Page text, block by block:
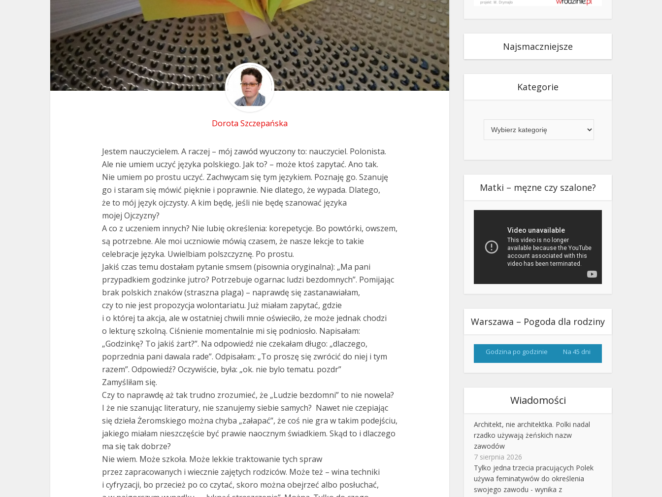
Dorota Szczepańska
Jestem nauczycielem. A raczej – mój zawód wyuczony to: nauczyciel. Polonista.
Ale nie umiem uczyć języka polskiego. Jak to? – może ktoś zapytać. Ano tak.
Nie umiem po prostu uczyć. Zachwycam się tym językiem. Poznaję go. Szanuję
go i staram się mówić pięknie i poprawnie. Nie dlatego, że wypada. Dlatego,
że to mój język ojczysty. A kim będę, jeśli nie będę szanować języka
mojej Ojczyzny?
A co z uczeniem innych? Nie lubię określenia: korepetycje. Bo powtórki, owszem,
są potrzebne. Ale moi uczniowie mówią czasem, że nasze lekcje to takie
celebracje języka. Uwielbiam polszczyznę. Po prostu.
Jakiś czas temu dostałam pytanie smsem (pisownia oryginalna): „Ma pani
przypadkiem godzinke jutro? Potrzebuje ogarnac ludzi bezdomnych”. Pomijając
brak polskich znaków (straszna plaga) – naprawdę się zastanawiałam,
czy to nie jest propozycja wolontariatu. Już miałam zapytać, gdzie
i o której ta akcja, ale w ostatniej chwili mnie oświeciło, że może jednak chodzi
o lekturę szkolną. Ciśnienie momentalnie mi się podniosło. Napisałam:
„Godzinkę? To jakiś żart?”. Na odpowiedź nie czekałam długo: „dlaczego,
poprzednia pani dawala rade”. Odpisałam: „To proszę się zwrócić do niej i tym
razem”. Odpowiedź? Oczywiście, była: „ok. nie bylo tematu. pozdr”
Zamyśliłam się.
Czy to naprawdę aż tak trudno zrozumieć, że „Ludzie bezdomni” to nie nowela?
I że nie szanując literatury, nie szanujemy siebie samych? Nawet nie czepiając
się dzieła Żeromskiego można chyba „załapać”, że coś nie gra w takim podejściu,
jakiego miałam nieszczęście być prawie naocznym świadkiem. Skąd to i dlaczego
ma się tak dobrze?
Nie wiem. Może szkoła. Może lekkie traktowanie tych spraw
przez zapracowanych i wiecznie zajętych rodziców. Może też – wina techniki
i cyfryzacji, bo przecież po co czytać, skoro można obejrzeć albo posłuchać,
Najsmaczniejsze
Kategorie
Matki – męzne czy szalone?
Warszawa – Pogoda dla rodziny
Godzina po godzinie Na 45 dni
Wiadomości
Architekt, nie architektka. Polki nadal
rzadko używają żeńskich nazw
zawodów
7 sierpnia 2026
Tylko jedna trzecia pracujących Polek
używa feminatywów do określenia
swojego zawodu - wynika z